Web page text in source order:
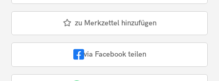
zu Merkzettel hinzufügen
via Facebook teilen